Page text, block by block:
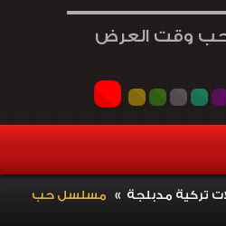
وقت العرض
تركية مدبلجة » مسلسل حب